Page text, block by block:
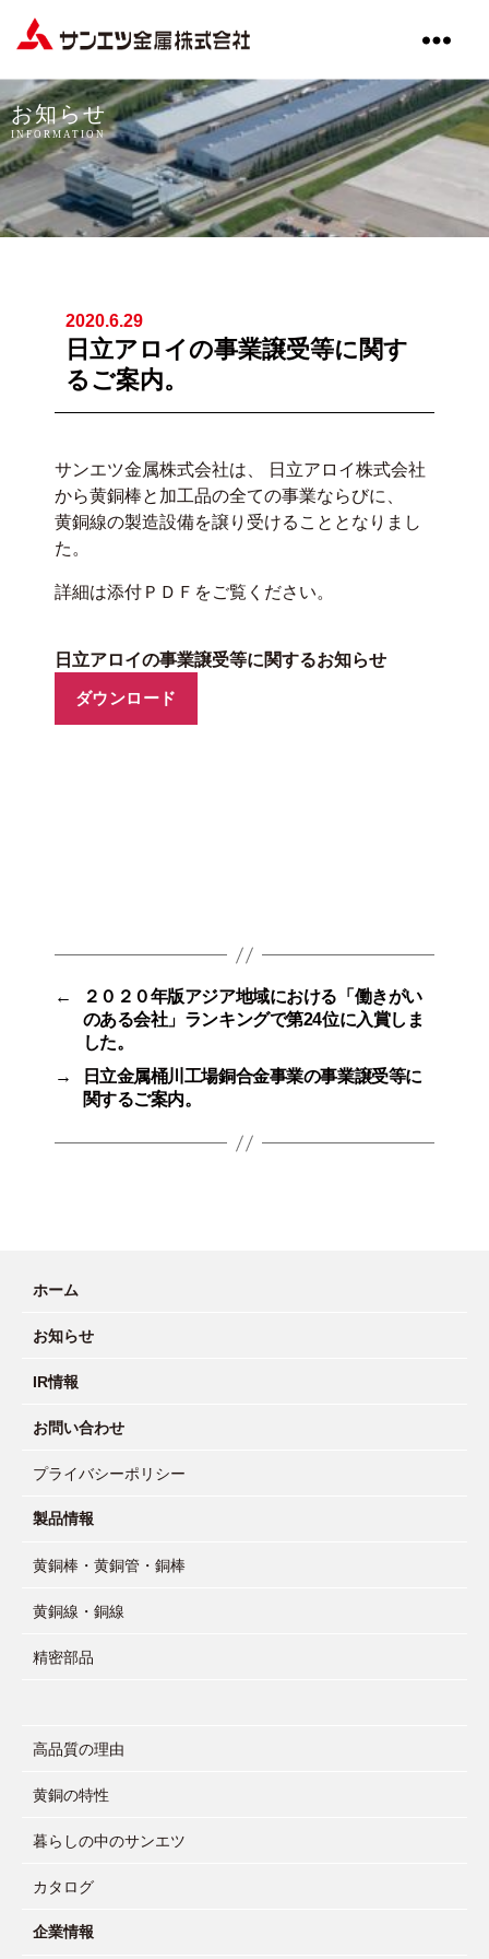
ン
エ
ツ
金
属
株
式
お知らせ
INFORMATION
2020.6.29
日立アロイの事業譲受等に関す
るご案内。
サンエツ金属株式会社は、 日立アロイ株式会社
から黄銅棒と加工品の全ての事業ならびに、
黄銅線の製造設備を譲り受けることとなりまし
た。
詳細は添付ＰＤＦをご覧ください。
日立アロイの事業譲受等に関するお知らせ
ダウンロード
←
２０２０年版アジア地域における「働きがい
のある会社」ランキングで第24位に入賞しま
した。
→
日立金属桶川工場銅合金事業の事業譲受等に
関するご案内。
ホーム
お知らせ
IR情報
お問い合わせ
プライバシーポリシー
製品情報
黄銅棒・黄銅管・銅棒
黄銅線・銅線
精密部品
高品質の理由
黄銅の特性
暮らしの中のサンエツ
カタログ
企業情報